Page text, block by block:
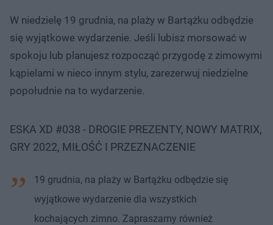
W niedzielę 19 grudnia, na plaży w Bartążku odbędzie
się wyjątkowe wydarzenie. Jeśli lubisz morsować w
spokoju lub planujesz rozpocząć przygodę z zimowymi
kąpielami w nieco innym stylu, zarezerwuj niedzielne
popołudnie na to wydarzenie.
ESKA XD #038 - DROGIE PREZENTY, NOWY MATRIX,
GRY 2022, MIŁOŚĆ I PRZEZNACZENIE
19 grudnia, na plaży w Bartążku odbędzie się
wyjątkowe wydarzenie dla wszystkich
kochających zimno. Zapraszamy również